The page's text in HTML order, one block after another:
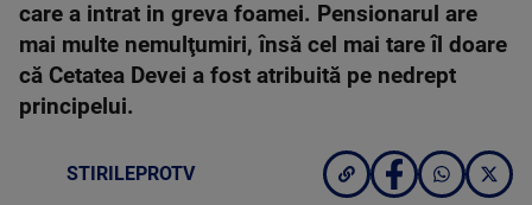
care a intrat in greva foamei. Pensionarul are
mai multe nemulţumiri, însă cel mai tare îl doare
că Cetatea Devei a fost atribuită pe nedrept
principelui.
STIRILEPROTV